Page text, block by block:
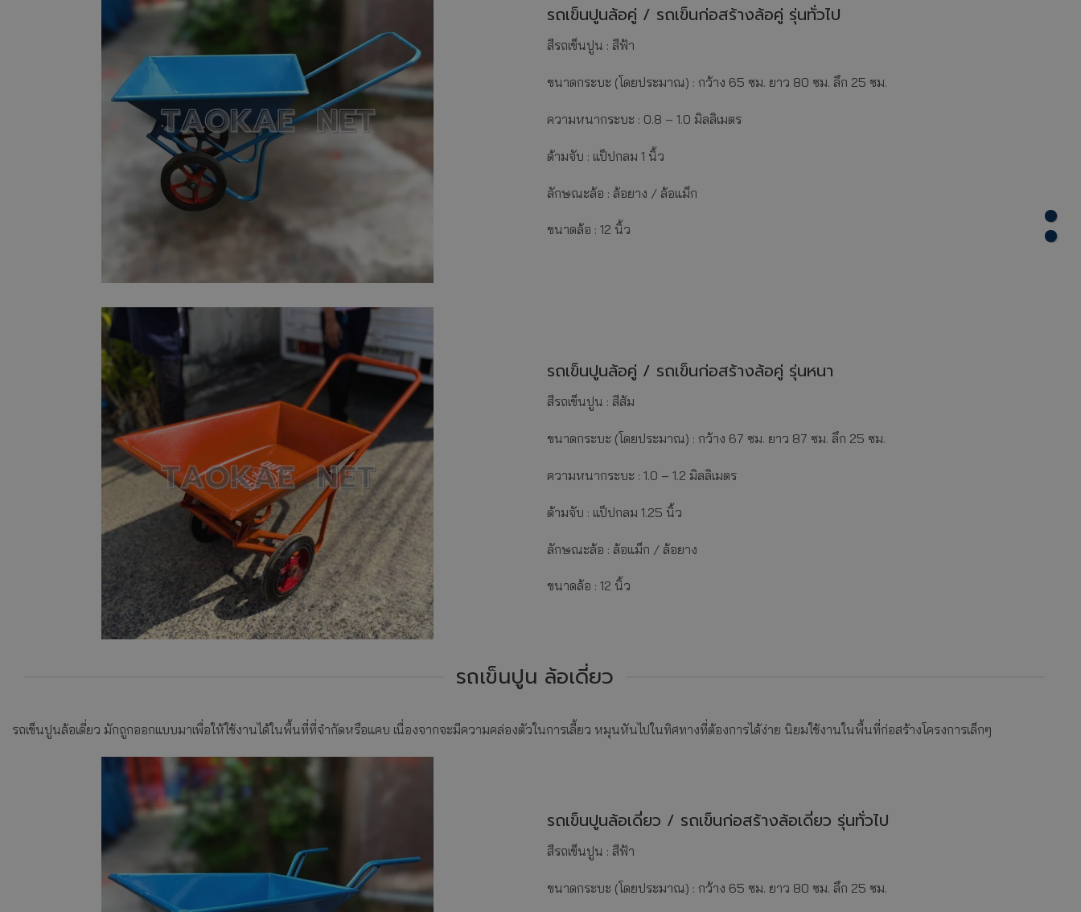
รถเข็นปูนล้อคู่ / รถเข็นก่อสร้างล้อคู่ รุ่นทั่วไป
สีรถเข็นปูน : สีฟ้า
ขนาดกระบะ (โดยประมาณ) : กว้าง 65 ซม. ยาว 80 ซม. ลึก 25 ซม.
ความหนากระบะ : 0.8 – 1.0 มิลลิเมตร
ด้ามจับ : แป็ปกลม 1 นิ้ว
ลักษณะล้อ : ล้อยาง / ล้อแม็ก
ขนาดล้อ : 12 นิ้ว
รถเข็นปูนล้อคู่ / รถเข็นก่อสร้างล้อคู่ รุ่นหนา
สีรถเข็นปูน : สีส้ม
ขนาดกระบะ (โดยประมาณ) : กว้าง 67 ซม. ยาว 87 ซม. ลึก 25 ซม.
ความหนากระบะ : 1.0 – 1.2 มิลลิเมตร
ด้ามจับ : แป็ปกลม 1.25 นิ้ว
ลักษณะล้อ : ล้อแม็ก / ล้อยาง
ขนาดล้อ : 12 นิ้ว
รถเข็นปูน ล้อเดี่ยว
รถเข็นปูนล้อเดี่ยว มักถูกออกแบบมาเพื่อให้ใช้งานได้ในพื้นที่ที่จำกัดหรือแคบ เนื่องจากจะมีความคล่องตัวในการเลี้ยว หมุนหันไปในทิศทางที่ต้องการได้ง่าย นิยมใช้งานในพื้นที่ก่อสร้างโครงการเล็กๆ
รถเข็นปูนล้อเดี่ยว / รถเข็นก่อสร้างล้อเดี่ยว รุ่นทั่วไป
สีรถเข็นปูน : สีฟ้า
ขนาดกระบะ (โดยประมาณ) : กว้าง 65 ซม. ยาว 80 ซม. ลึก 25 ซม.